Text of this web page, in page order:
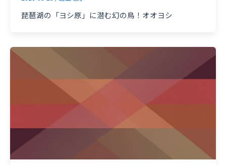
琵琶湖の「ヨシ原」に潜む幻の鳥！オオヨシ